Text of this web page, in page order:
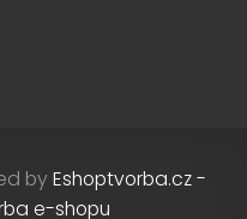
by Eshoptvorba.cz -
e-shopu